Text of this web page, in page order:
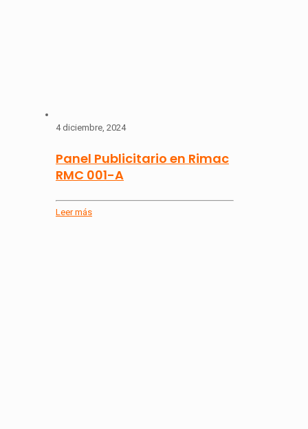
4 diciembre, 2024
Panel Publicitario en Rimac
RMC 001-A
Leer más